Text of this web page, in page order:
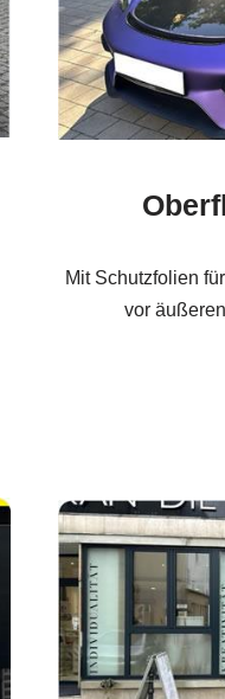
Mit Schutzfolien
vor